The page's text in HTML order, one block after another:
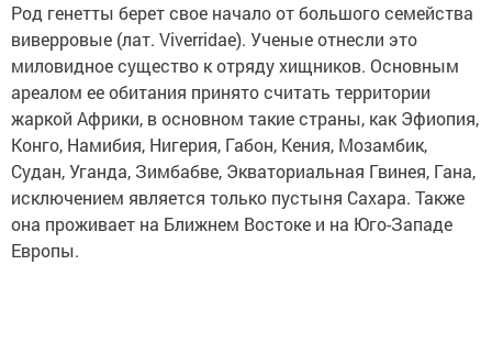
Род генетты берет свое начало от большого семейства
виверровые (лат. Viverridae). Ученые отнесли это
миловидное существо к отряду хищников. Основным
ареалом ее обитания принято считать территории
жаркой Африки, в основном такие страны, как Эфиопия,
Конго, Намибия, Нигерия, Габон, Кения, Мозамбик,
Судан, Уганда, Зимбабве, Экваториальная Гвинея, Гана,
исключением является только пустыня Сахара. Также
она проживает на Ближнем Востоке и на Юго-Западе
Европы.